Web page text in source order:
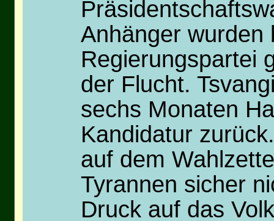
Anhänger wurden
Regierungspartei
der Flucht.
sechs Monaten
Kandidatur
auf dem
Tyrannen sicher
Druck auf das